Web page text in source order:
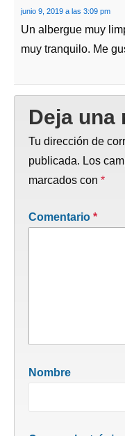
junio 9, 2019 a las 3:09 pm
Un albergue muy
muy tranquilo. Me
Deja una
Tu dirección de
publicada. Los
marcados con *
Comentario *
Nombre